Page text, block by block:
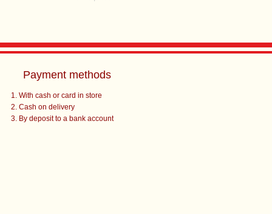
Payment methods
With cash or card in store
Cash on delivery
By deposit to a bank account